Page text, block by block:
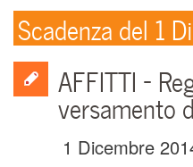
Scadenza del 1
AFFITTI –
versamento
1 Dicembre